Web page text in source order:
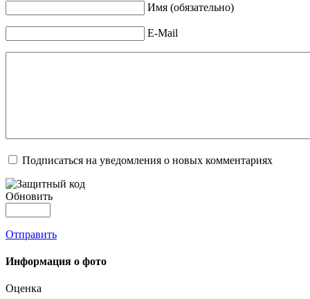
Имя (обязательно)
E-Mail
Подписаться на уведомления о новых комментариях
Обновить
Отправить
Информация о фото
Оценка